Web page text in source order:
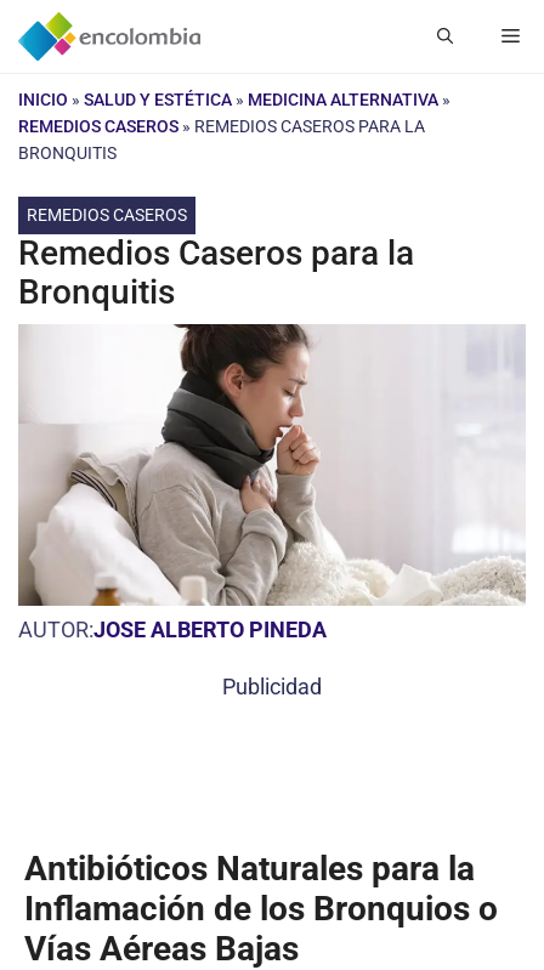
Saltar
INICIO » SALUD Y ESTÉTICA » MEDICINA ALTERNATIVA »
REMEDIOS CASEROS » REMEDIOS CASEROS PARA LA
BRONQUITIS
REMEDIOS CASEROS
Remedios Caseros para la
Bronquitis
AUTOR:JOSE ALBERTO PINEDA
Publicidad
Antibióticos Naturales para la
Inflamación de los Bronquios o
Vías Aéreas Bajas